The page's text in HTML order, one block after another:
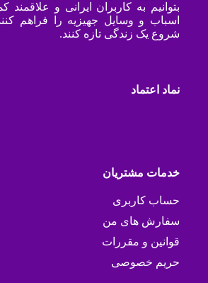
بتوانیم به کاربران ایرانی و علاقمند
اسباب و وسایل جهیزیه را فراهم
شروع یک زندگی تازه کنند.
نماد اعتماد
خدمات مشتریان
حساب کاربری
سفارش های من
قوانین و مقررات
حریم خصوصی